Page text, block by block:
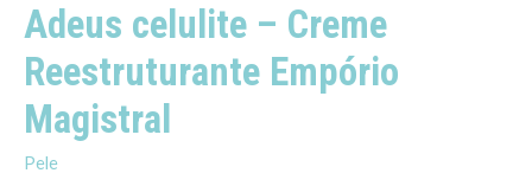
Adeus celulite – Creme
Reestruturante Empório
Magistral
Pele